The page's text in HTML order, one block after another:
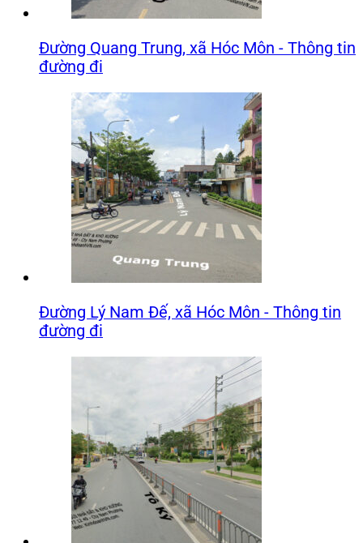
Đường Quang Trung, xã Hóc Môn - Thông tin
đường đi
Đường Lý Nam Đế, xã Hóc Môn - Thông tin
đường đi